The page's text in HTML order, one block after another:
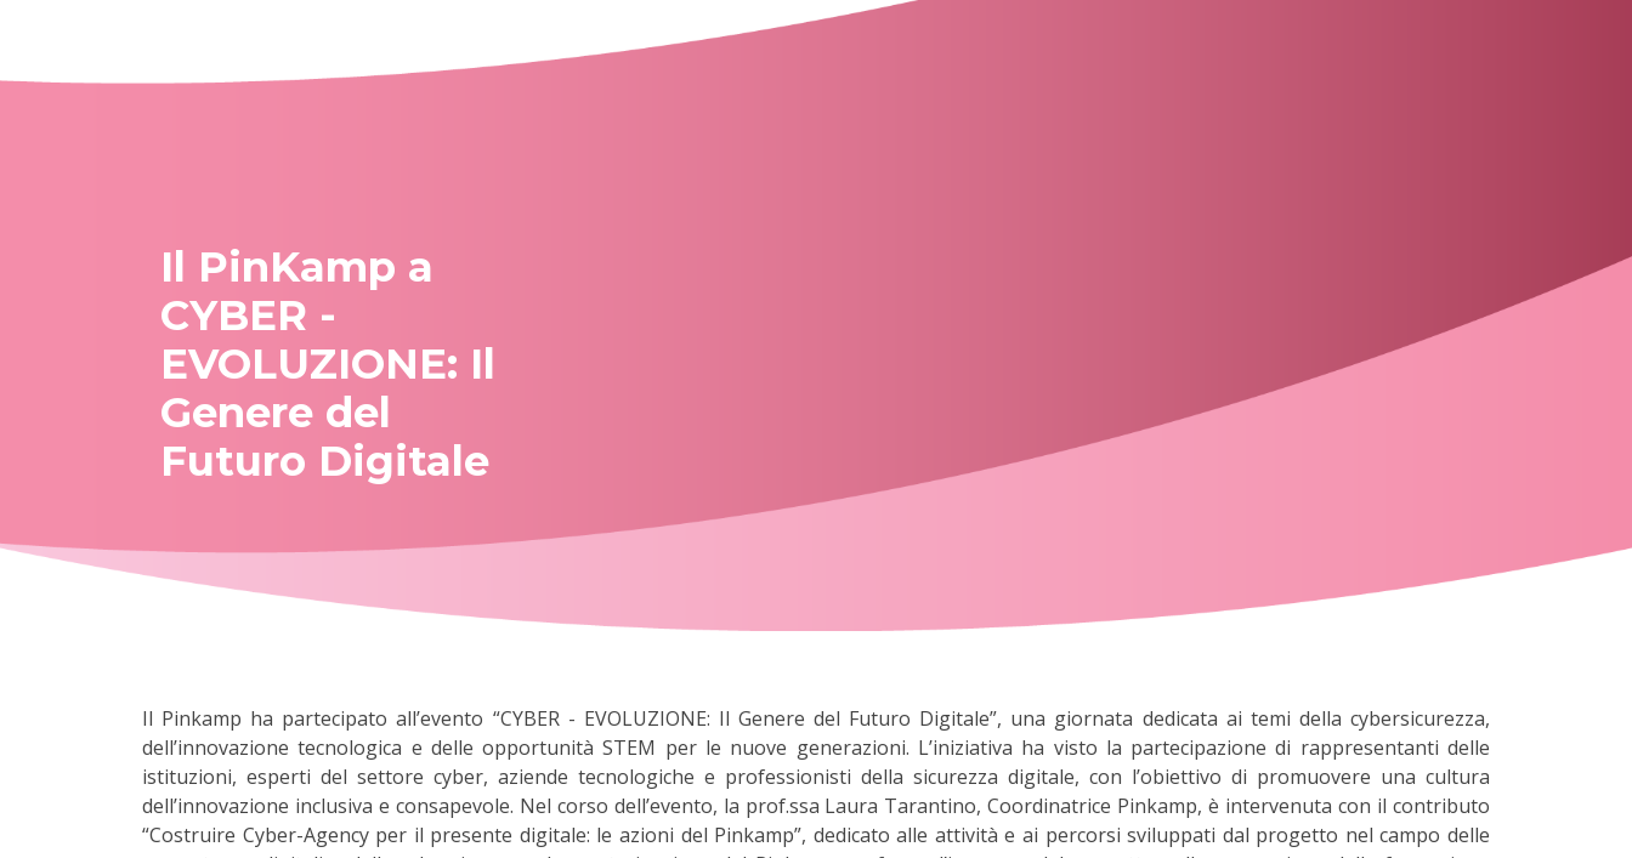
Il PinKamp a
CYBER -
EVOLUZIONE: Il
Genere del
Futuro Digitale
Il Pinkamp ha partecipato all’evento “CYBER - EVOLUZIONE: Il Genere del Futuro Digitale”, una giornata dedicata ai temi della cybersicurezza,
dell’innovazione tecnologica e delle opportunità STEM per le nuove generazioni. L’iniziativa ha visto la partecipazione di rappresentanti delle
istituzioni, esperti del settore cyber, aziende tecnologiche e professionisti della sicurezza digitale, con l’obiettivo di promuovere una cultura
dell’innovazione inclusiva e consapevole. Nel corso dell’evento, la prof.ssa Laura Tarantino, Coordinatrice Pinkamp, è intervenuta con il contributo
“Costruire Cyber-Agency per il presente digitale: le azioni del Pinkamp”, dedicato alle attività e ai percorsi sviluppati dal progetto nel campo delle